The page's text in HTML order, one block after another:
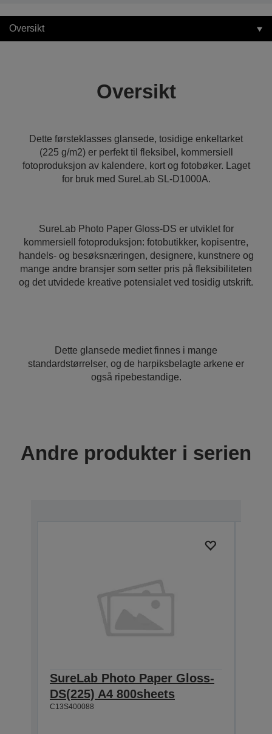
Oversikt
Oversikt
Dette førsteklasses glansede, tosidige enkeltarket
(225 g/m2) er perfekt til fleksibel, kommersiell
fotoproduksjon av kalendere, kort og fotobøker. Laget
for bruk med SureLab SL-D1000A.
SureLab Photo Paper Gloss-DS er utviklet for
kommersiell fotoproduksjon: fotobutikker, kopisentre,
handels- og besøksnæringen, designere, kunstnere og
mange andre bransjer som setter pris på fleksibiliteten
og det utvidede kreative potensialet ved tosidig utskrift.
Dette glansede mediet finnes i mange
standardstørrelser, og de harpiksbelagte arkene er
også ripebestandige.
Andre produkter i serien
SureLab Photo Paper Gloss-
DS(225) A4 800sheets
C13S400088